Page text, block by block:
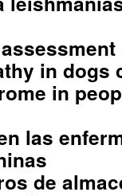
in dogs
in
las
de